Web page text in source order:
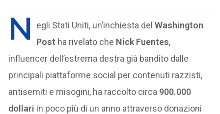
N egli Stati Uniti, un’inchiesta delWashington
Post ha rivelato che Nick Fuentes,
influencer dell’estrema destra già bandito dalle
principali piattaforme social per contenuti razzisti,
antisemiti e misogini, ha raccolto circa 900.000
dollari in poco più di un anno attraverso donazioni